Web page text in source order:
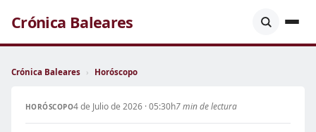
Crónica Baleares
Crónica Baleares › Horóscopo
HORÓSCOPO4 de Julio de 2026 · 05:30h7 min de lectura